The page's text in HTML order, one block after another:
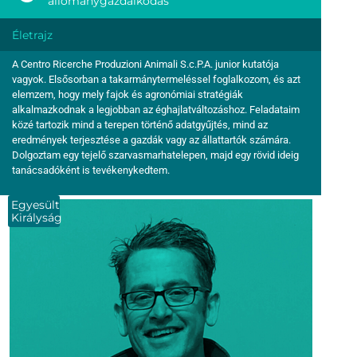
Életrajz
A Centro Ricerche Produzioni Animali S.c.P.A. junior kutatója
vagyok. Elsősorban a takarmánytermeléssel foglalkozom, és azt
elemzem, hogy mely fajok és agronómiai stratégiák
alkalmazkodnak a legjobban az éghajlatváltozáshoz. Feladataim
közé tartozik mind a terepen történő adatgyűjtés, mind az
eredmények terjesztése a gazdák vagy az állattartók számára.
Dolgoztam egy tejelő szarvasmarhatelepen, majd egy rövid ideig
tanácsadóként is tevékenykedtem.
Egyesült
Királyság